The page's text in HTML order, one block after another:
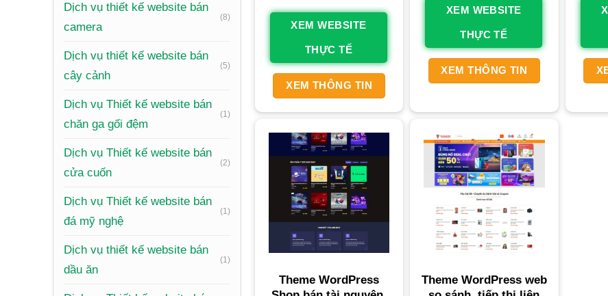
Dịch vụ thiết kế website bán
camera
(8)
Dịch vụ thiết kế website bán
cây cảnh
(5)
Dịch vụ Thiết kế website bán
chăn ga gối đệm
(1)
Dịch vụ Thiết kế website bán
cửa cuốn
(2)
Dịch vụ Thiết kế website bán
đá mỹ nghệ
(1)
Dịch vụ thiết kế website bán
dầu ăn
(1)
XEM WEBSITE
THỰC TẾ
XEM THÔNG TIN
XEM WEBSITE
THỰC TẾ
XEM THÔNG TIN
Theme WordPress
Theme WordPress web